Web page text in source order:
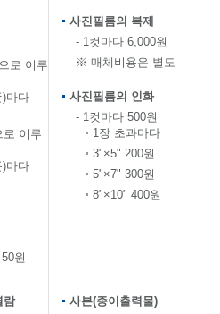
로 이루
)마다
로 이루
)마다
원
사진필름의 복제
- 1컷마다 6,000원
※ 매체비용은 별도
사진필름의 인화
- 1컷마다 500원
1장 초과마다
3"×5" 200원
5"×7" 300원
8"×10" 400원
람
사본(종이출력물)